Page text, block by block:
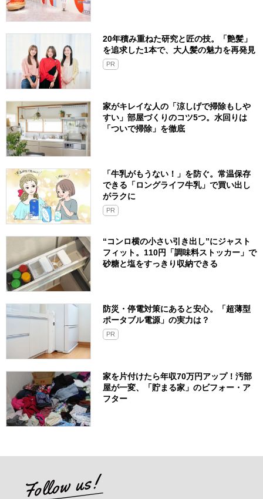
20年積み重ねた研究と匠の技。「艶髪」
を追求した1本で、大人髪の魅力を再発見
PR
家がキレイな人の「涼しげで掃除もしや
すい」部屋づくりのコツ5つ。水回りは
「ついで掃除」を徹底
「牛乳がもうない！」を防ぐ。常温保存
できる「ロングライフ牛乳」で買い出し
がラクに
PR
“コンロ横の小さい引き出し”にジャスト
フィット。110円「調味料ストッカー」で
砂糖と塩をすっきり収納できる
防災・停電対策にあると安心。「超薄型
ポータブル電源」の実力は？​
PR
家を片付けたら年収70万円アップ！汚部
屋が一変、「貯まる家」のビフォー・ア
フター